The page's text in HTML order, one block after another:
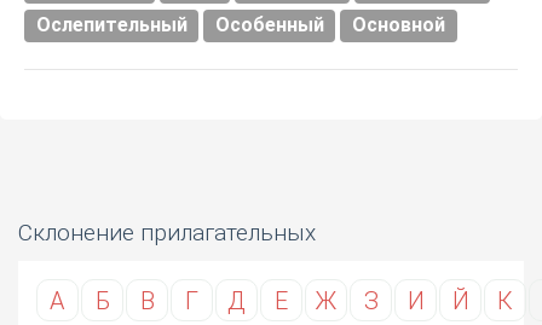
Ослепительный
Особенный Основной
Склонение прилагательных
А Б В Г Д Е Ж З И Й К